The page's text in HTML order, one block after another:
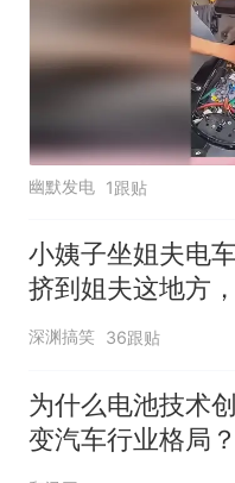
幽默发电 1跟贴
小姨子坐姐夫电
挤到姐夫这地方
姐夫太疼了
深渊搞笑 36跟贴
为什么电池技术
变汽车行业格局？